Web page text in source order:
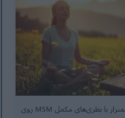
فردی در حال مراقبه در چمنزار با بطری‌های مکمل MSM روی